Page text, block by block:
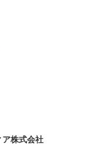
株式会社